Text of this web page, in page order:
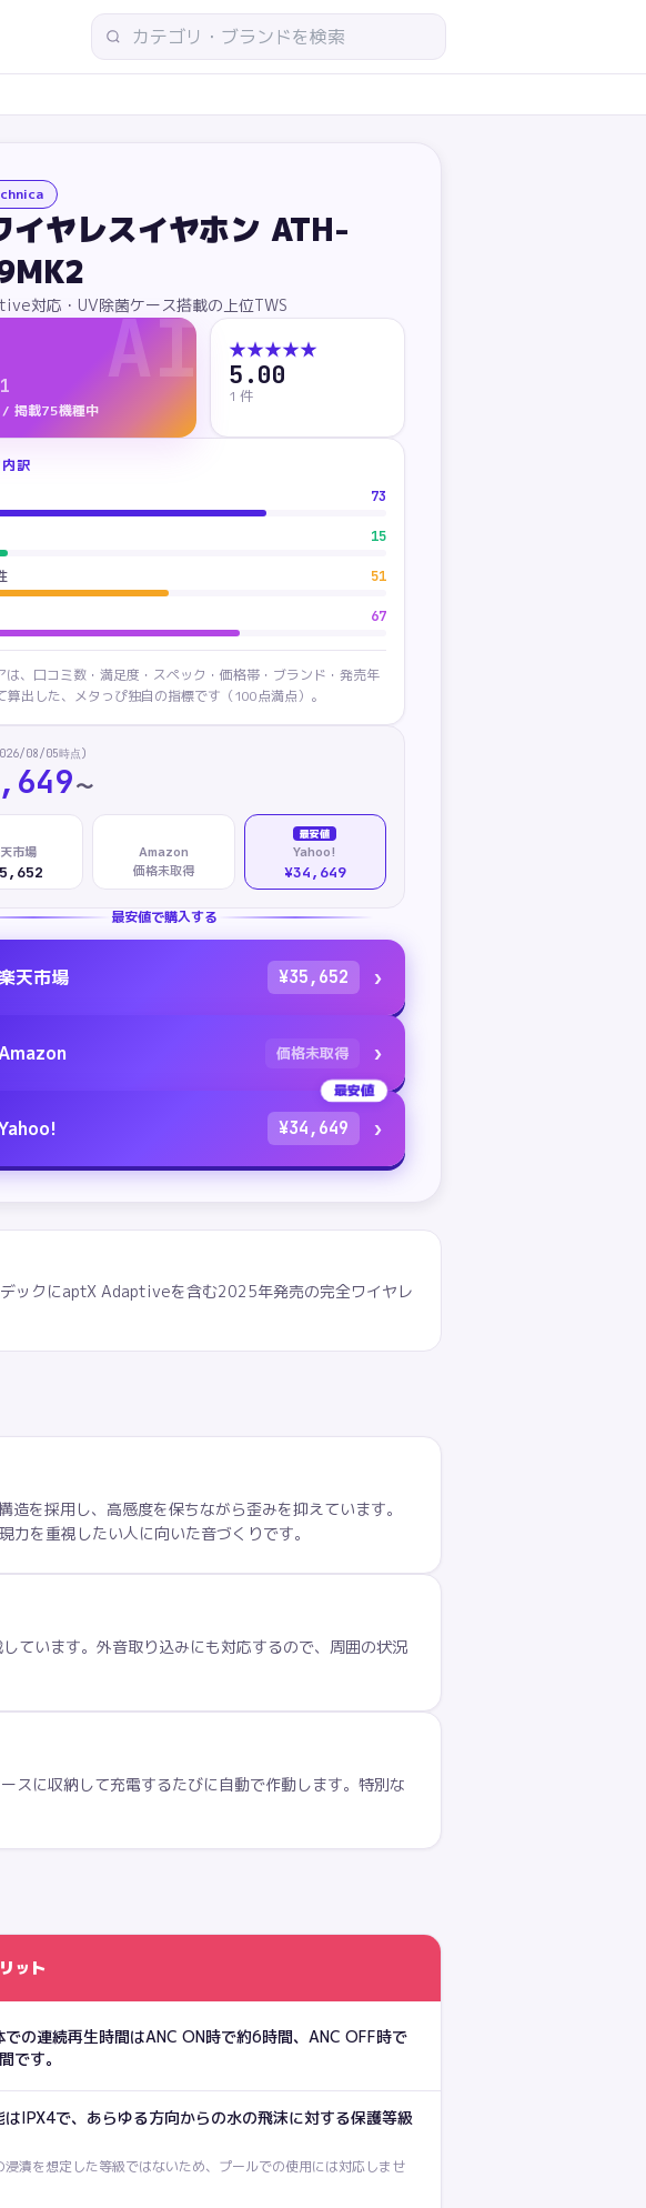
イヤレスイヤホン ATH-
対応・UV除菌ケース搭載の上位TWS
AI
1
掲載75機種中
★★★★★
5.00
1 件
訳
73
15
51
67
、口コミ数・満足度・スペック・価格帯・ブランド・発売年
算出した、メタっぴ独自の指標です（100点満点）。
08/05時点)
〜
市場
Amazon
価格未取得
最安値
Yahoo!
¥34,649
最安値で購入する
天市場 ¥35,652 ›
価格未取得 ›
最安値
¥34,649 ›
ックにaptX Adaptiveを含む2025年発売の完全ワイヤレ
を採用し、高感度を保ちながら歪みを抑えています。
を重視したい人に向いた音づくりです。
ています。外音取り込みにも対応するので、周囲の状況
スに収納して充電するたびに自動で作動します。特別な
ット
での連続再生時間はANC ON時で約6時間、ANC OFF時で
です。
はIPX4で、あらゆる方向からの水の飛沫に対する保護等級
浸漬を想定した等級ではないため、プールでの使用には対応しませ